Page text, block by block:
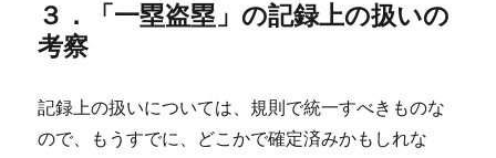
３．「一塁盗塁」の記録上の扱いの
考察
記録上の扱いについては、規則で統一すべきものな
ので、もうすでに、どこかで確定済みかもしれな